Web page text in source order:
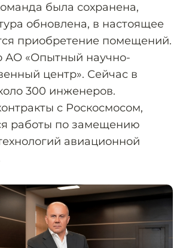
была сохранена,
обновлена, в настоящее
приобретение помещений.
АО «Опытный научно-
центр». Сейчас в
300 инженеров.
с Роскосмосом,
работы по замещению
авиационной